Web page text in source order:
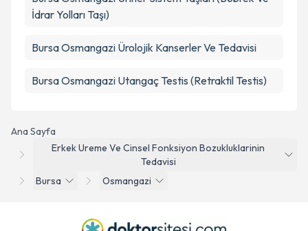
Ana Sayfa
Erkek Ureme Ve Cinsel Fonksiyon Bozukluklarinin
Tedavisi
Bursa
Osmangazi
İdrar Yolları Taşı)
Bursa Osmangazi Ürolojik Kanserler Ve Tedavisi
Bursa Osmangazi Utangaç Testis (Retraktil Testis)